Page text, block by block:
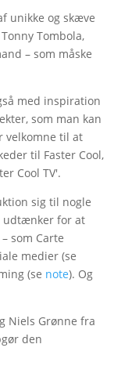
unikke og skæve
Tombola,
– som måske
med inspiration
som man kan
velkomne til at
til Faster Cool,
Cool TV'.
sig til nogle
udtænker for at
som Carte
medier (se
(se note). Og
Niels Grønne fra
den